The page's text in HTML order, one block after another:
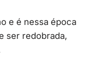
e é nessa época
ser redobrada,